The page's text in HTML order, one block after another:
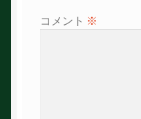
ョ
コメント ※